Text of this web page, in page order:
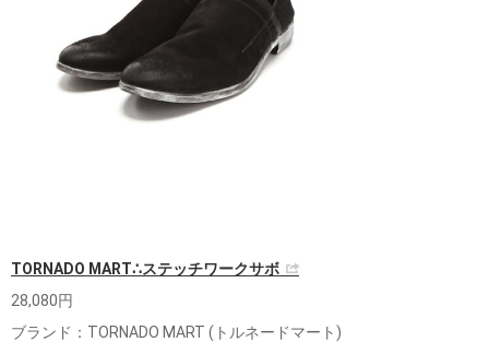
TORNADO MART∴ステッチワークサボ
28,080円
ブランド：TORNADO MART (トルネードマート)